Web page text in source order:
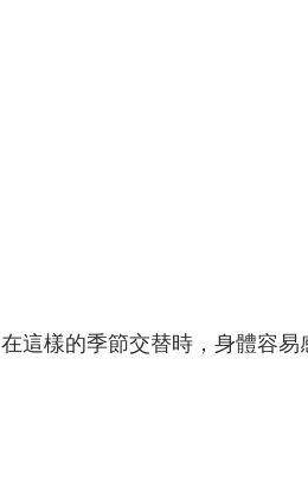
在這樣的季節交替時，身體容易